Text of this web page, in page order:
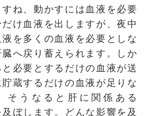
ね、動かすには血液を必要
け血液を出しますが、夜中
を多くの血液を必要としな
へ戻り蓄えられます。しか
必要とするだけの血液が送
蔵するだけの血液が足りな
そうなると肝に関係ある
ぼします。どんな影響を及